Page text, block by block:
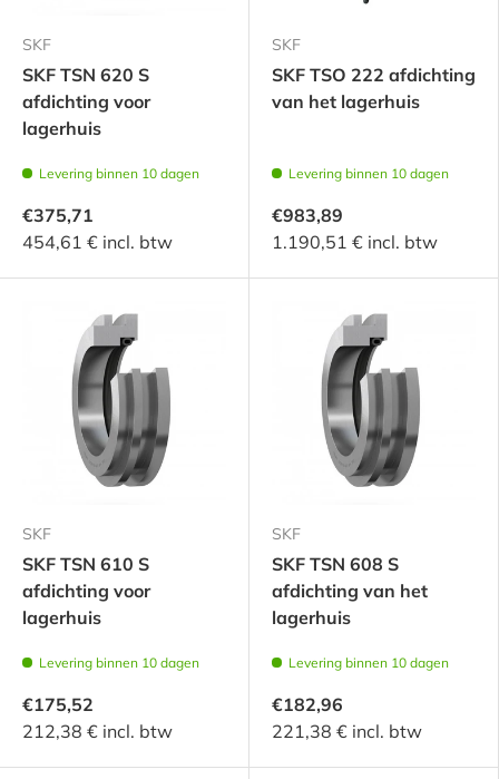
SKF
SKF TSN 620 S
afdichting voor
lagerhuis
Levering binnen 10 dagen
€375,71
454,61 € incl. btw
SKF
SKF TSO 222 afdichting
van het lagerhuis
Levering binnen 10 dagen
€983,89
1.190,51 € incl. btw
SKF
SKF TSN 610 S
afdichting voor
lagerhuis
Levering binnen 10 dagen
€175,52
212,38 € incl. btw
SKF
SKF TSN 608 S
afdichting van het
lagerhuis
Levering binnen 10 dagen
€182,96
221,38 € incl. btw